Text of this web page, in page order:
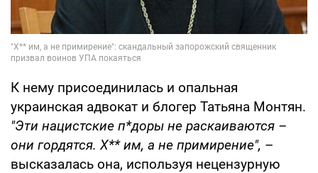
К нему присоединилась и опальная
украинская адвокат и блогер Татьяна Монтян.
"Эти нацистские п*доры не раскаиваются –
они гордятся. Х** им, а не примирение", –
высказалась она, используя нецензурную